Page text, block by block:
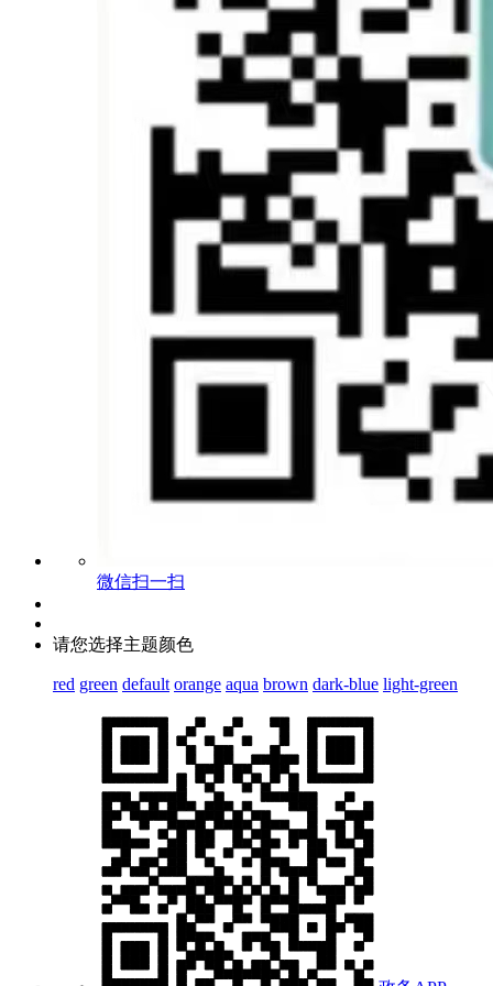
微信扫一扫
请您选择主题颜色
red green default orange aqua brown dark-blue light-green